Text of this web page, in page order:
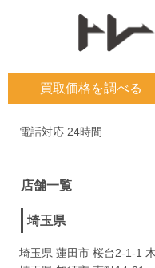
買取価格を調べる
電話対応 24時間
店舗一覧
埼玉県
埼玉県 蓮田市 桜台2-1-1